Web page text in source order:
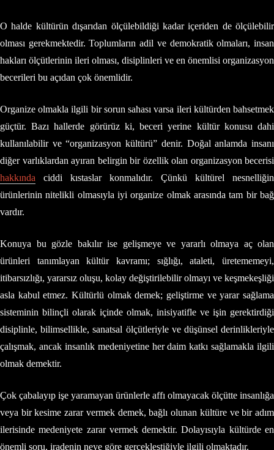
O halde kültürün dışarıdan ölçülebildiği kadar içeriden de ölçülebilir
olması gerekmektedir. Toplumların adil ve demokratik olmaları, insan
hakları ölçütlerinin ileri olması, disiplinleri ve en önemlisi organizasyon
becerileri bu açıdan çok önemlidir.
Organize olmakla ilgili bir sorun sahası varsa ileri kültürden bahsetmek
güçtür. Bazı hallerde görürüz ki, beceri yerine kültür konusu dahi
kullanılabilir ve “organizasyon kültürü” denir. Doğal anlamda insanı
diğer varlıklardan ayıran belirgin bir özellik olan organizasyon becerisi
hakkında ciddi kıstaslar konmalıdır. Çünkü kültürel nesnelliğin
ürünlerinin nitelikli olmasıyla iyi organize olmak arasında tam bir bağ
vardır.
Konuya bu gözle bakılır ise gelişmeye ve yararlı olmaya aç olan
ürünleri tanımlayan kültür kavramı; sığlığı, ataleti, üretememeyi,
itibarsızlığı, yararsız oluşu, kolay değiştirilebilir olmayı ve keşmekeşliği
asla kabul etmez. Kültürlü olmak demek; geliştirme ve yarar sağlama
sisteminin bilinçli olarak içinde olmak, inisiyatifle ve işin gerektirdiği
disiplinle, bilimsellikle, sanatsal ölçütleriyle ve düşünsel derinlikleriyle
çalışmak, ancak insanlık medeniyetine her daim katkı sağlamakla ilgili
olmak demektir.
Çok çabalayıp işe yaramayan ürünlerle affı olmayacak ölçütte insanlığa
veya bir kesime zarar vermek demek, bağlı olunan kültüre ve bir adım
ilerisinde medeniyete zarar vermek demektir. Dolayısıyla kültürde en
önemli soru, iradenin neye göre gerçekleştiğiyle ilgili olmaktadır.